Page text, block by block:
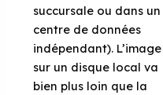
succursale ou dans un
centre de données
indépendant). L’image
sur un disque local va
bien plus loin que la